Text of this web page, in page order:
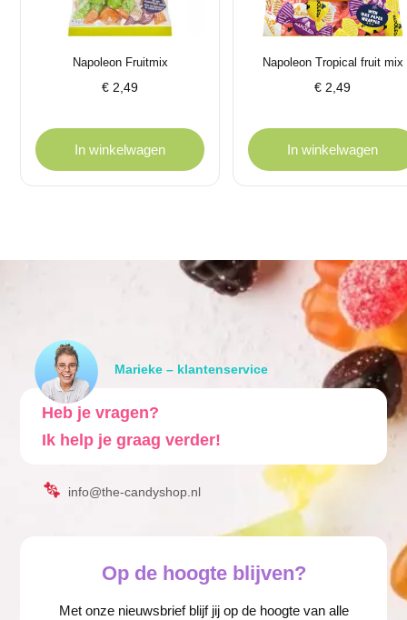
Napoleon Fruitmix
€ 2,49
In winkelwagen
Napoleon Tropical fruit mix
€ 2,49
In winkelwagen
Marieke – klantenservice
Heb je vragen?
Ik help je graag verder!
info@the-candyshop.nl
Op de hoogte blijven?
Met onze nieuwsbrief blijf jij op de hoogte van alle